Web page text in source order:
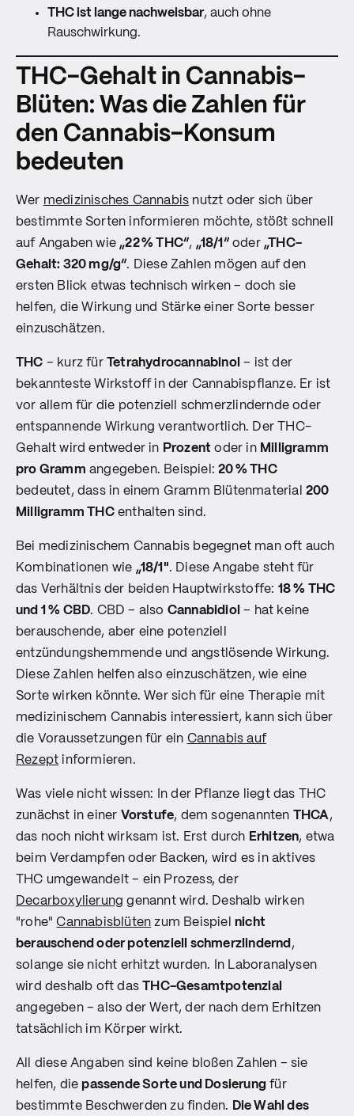
THC ist lange nachweisbar, auch ohne
Rauschwirkung.
THC-Gehalt in Cannabis-
Blüten: Was die Zahlen für
den Cannabis-Konsum
bedeuten
Wer medizinisches Cannabis nutzt oder sich über
bestimmte Sorten informieren möchte, stößt schnell
auf Angaben wie „22 % THC“, „18/1“oder „THC-
Gehalt: 320 mg/g“. Diese Zahlen mögen auf den
ersten Blick etwas technisch wirken – doch sie
helfen, die Wirkung und Stärke einer Sorte besser
einzuschätzen.
THC – kurz für Tetrahydrocannabinol – ist der
bekannteste Wirkstoff in der Cannabispflanze. Er ist
vor allem für die potenziell schmerzlindernde oder
entspannende Wirkung verantwortlich. Der THC-
Gehalt wird entweder in Prozent oder in Milligramm
pro Gramm angegeben. Beispiel:20 % THC
bedeutet, dass in einem Gramm Blütenmaterial200
Milligramm THCenthalten sind.
Bei medizinischem Cannabis begegnet man oft auch
Kombinationen wie „18/1". Diese Angabe steht für
das Verhältnis der beiden Hauptwirkstoffe: 18 % THC
und 1 % CBD. CBD – also Cannabidiol – hat keine
berauschende, aber eine potenziell
entzündungshemmende und angstlösende Wirkung.
Diese Zahlen helfen also einzuschätzen, wie eine
Sorte wirken könnte. Wer sich für eine Therapie mit
medizinischem Cannabis interessiert, kann sich über
die Voraussetzungen für ein Cannabis auf
Rezept informieren.
Was viele nicht wissen: In der Pflanze liegt das THC
zunächst in einer Vorstufe, dem sogenannten THCA,
das noch nicht wirksam ist. Erst durch Erhitzen, etwa
beim Verdampfen oder Backen, wird es in aktives
THC umgewandelt – ein Prozess, der
Decarboxylierung genannt wird. Deshalb wirken
"rohe"Cannabisblüten zum Beispielnicht
berauschend oder potenziell schmerzlindernd ,
solange sie nicht erhitzt wurden. In Laboranalysen
wird deshalb oft das
THC-Gesamtpotenzial
angegeben – also der Wert, der nach dem Erhitzen
tatsächlich im Körper wirkt.
All diese Angaben sind keine bloßen Zahlen – sie
helfen, die passende Sorte und Dosierung für
bestimmte Beschwerden zu finden. Die Wahl des